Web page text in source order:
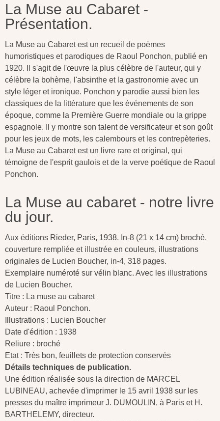
La Muse au Cabaret -
Présentation.
La Muse au Cabaret est un recueil de poèmes
humoristiques et parodiques de Raoul Ponchon, publié en
1920. Il s'agit de l'œuvre la plus célèbre de l'auteur, qui y
célèbre la bohème, l'absinthe et la gastronomie avec un
style léger et ironique. Ponchon y parodie aussi bien les
classiques de la littérature que les événements de son
époque, comme la Première Guerre mondiale ou la grippe
espagnole. Il y montre son talent de versificateur et son goût
pour les jeux de mots, les calembours et les contrepèteries.
La Muse au Cabaret est un livre rare et original, qui
témoigne de l'esprit gaulois et de la verve poétique de Raoul
Ponchon.
La Muse au cabaret - notre livre
du jour.
Aux éditions Rieder, Paris, 1938. In-8 (21 x 14 cm) broché,
couverture rempliée et illustrée en couleurs, illustrations
originales de Lucien Boucher, in-4, 318 pages.
Exemplaire numéroté sur vélin blanc. Avec les illustrations
de Lucien Boucher.‎
Titre : La muse au cabaret
Auteur : Raoul Ponchon.
Illustrations : Lucien Boucher
Date d'édition : 1938
Reliure : broché
Etat : Très bon, feuillets de protection conservés
Détails techniques de publication.
Une édition réalisée sous la direction de MARCEL
LUBINEAU, achevée d'imprimer le 15 avril 1938 sur les
presses du maître imprimeur J. DUMOULIN, à Paris et H.
BARTHELEMY, directeur.